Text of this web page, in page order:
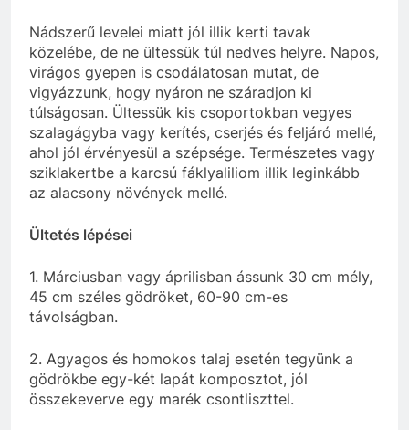
Nádszerű levelei miatt jól illik kerti tavak
közelébe, de ne ültessük túl nedves helyre. Napos,
virágos gyepen is csodálatosan mutat, de
vigyázzunk, hogy nyáron ne száradjon ki
túlságosan. Ültessük kis csoportokban vegyes
szalagágyba vagy kerítés, cserjés és feljáró mellé,
ahol jól érvényesül a szépsége. Természetes vagy
sziklakertbe a karcsú fáklyaliliom illik leginkább
az alacsony növények mellé.
Ültetés lépései
1. Márciusban vagy áprilisban ássunk 30 cm mély,
45 cm széles gödröket, 60-90 cm-es
távolságban.
2. Agyagos és homokos talaj esetén tegyünk a
gödrökbe egy-két lapát komposztot, jól
összekeverve egy marék csontliszttel.